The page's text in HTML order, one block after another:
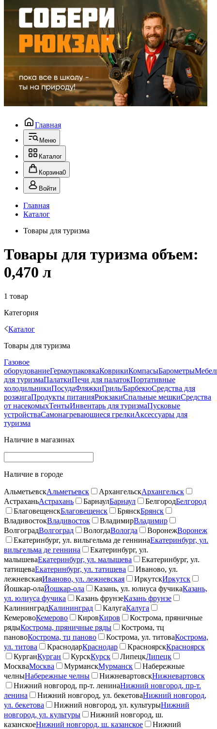
Главная
Меню
Каталог
Корзина0
Войти
Главная
Каталог
Товары для туризма
Товары для туризма объем:
0,470 л
1 товар
Категория
Каталог
Товары для туризма
Газовое
оборудованиеГермоупаковкаКоврикиКомпасыБарометры
для туризмаПалаткиПечи для палатокПортативные
холодильникиПосудаФляжкиГриль/БарбекюСредства для
розжигаПродукты питанияРюкзакиСпальные мешкиСредства
от насекомыхТентыИнвентарь для туризмаПусковые
устройстваСамонагревающиеся грелкиАксессуары для
туризма
Наличие в магазинах
Наличие в городе
АльметьевскАльметьевск АрхангельскАрхангельск
АстраханьАстрахань БарнаулБарнаул БелгородБелгород
БлаговещенскБлаговещенск БрянскБрянск
ВладивостокВладивосток ВладимирВладимир
ВолгоградВолгоград ВологдаВологда ВоронежВоронеж
Екатеринбург, ул. вильгельма де геннинаЕкатеринбург, ул.
вильгельма де геннина
Екатеринбург, ул.
малышеваЕкатеринбург, ул. малышева
Екатеринбург, ул.
татищеваЕкатеринбург, ул. татищева
Иваново, ул.
лежневскаяИваново, ул. лежневская ИркутскИркутск
Йошкар-олаЙошкар-ола Казань, ул. юлиуса фучикаКазань,
ул. юлиуса фучика
Казань фрунзеКазань фрунзе
КалининградКалининград КалугаКалуга
КемеровоКемерово КировКиров
Кострома, пряничные
рядыКострома, пряничные ряды
Кострома, тц
пановоКострома, тц паново Кострома, ул. титоваКострома,
ул. титова
КраснодарКраснодар КрасноярскКрасноярск
КурганКурган КурскКурск ЛипецкЛипецк
МоскваМосква МурманскМурманск
Набережные
челныНабережные челны НижневартовскНижневартовск
Нижний новгород, пр-т. ленинаНижний новгород, пр-т.
ленина
Нижний новгород, ул. бекетоваНижний новгород,
ул. бекетова
Нижний новгород, ул. культурыНижний
новгород, ул. культуры
Нижний новгород, ш.
казанскоеНижний новгород, ш. казанское
Нижний